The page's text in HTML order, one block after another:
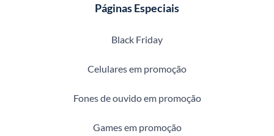
Páginas Especiais
Black Friday
Celulares em promoção
Fones de ouvido em promoção
Games em promoção